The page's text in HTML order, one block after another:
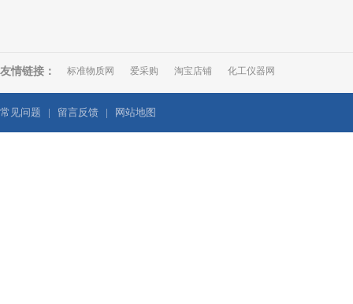
友情链接： 标准物质网 爱采购 淘宝店铺 化工仪器网
常见问题 | 留言反馈 | 网站地图